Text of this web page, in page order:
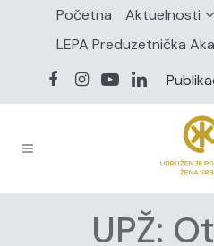
Početna Aktuelnosti
LEPA Preduzetnička
UPŽ: